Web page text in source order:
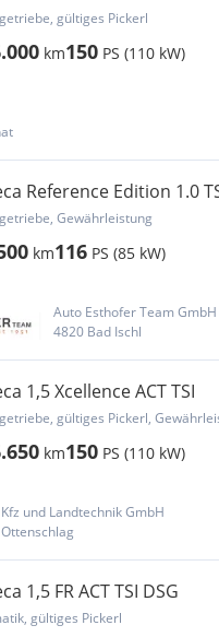
gültiges Pickerl
km150 PS (110 kW)
Reference Edition 1.0
Gewährleistung
km116 PS (85 kW)
Auto Esthofer Team GmbH
4820 Bad Ischl
1,5 Xcellence ACT TSI
gültiges Pickerl,
km150 PS (110 kW)
und Landtechnik GmbH
1,5 FR ACT TSI DSG
gültiges Pickerl